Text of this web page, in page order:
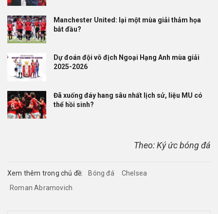
Manchester United: lại một mùa giải thảm họa
bắt đầu?
Dự đoán đội vô địch Ngoại Hạng Anh mùa giải
2025-2026
Đã xuống đáy hang sâu nhất lịch sử, liệu MU có
thể hồi sinh?
Theo: Ký ức bóng đá
Xem thêm trong chủ đề: Bóng đá
Chelsea
Roman Abramovich